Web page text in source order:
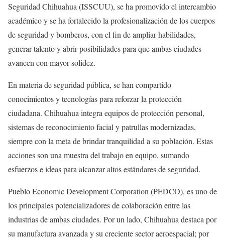
Seguridad Chihuahua (ISSCUU), se ha promovido el intercambio
académico y se ha fortalecido la profesionalización de los cuerpos
de seguridad y bomberos, con el fin de ampliar habilidades,
generar talento y abrir posibilidades para que ambas ciudades
avancen con mayor solidez.
En materia de seguridad pública, se han compartido
conocimientos y tecnologías para reforzar la protección
ciudadana. Chihuahua integra equipos de protección personal,
sistemas de reconocimiento facial y patrullas modernizadas,
siempre con la meta de brindar tranquilidad a su población. Estas
acciones son una muestra del trabajo en equipo, sumando
esfuerzos e ideas para alcanzar altos estándares de seguridad.
Pueblo Economic Development Corporation (PEDCO), es uno de
los principales potencializadores de colaboración entre las
industrias de ambas ciudades. Por un lado, Chihuahua destaca por
su manufactura avanzada y su creciente sector aeroespacial; por